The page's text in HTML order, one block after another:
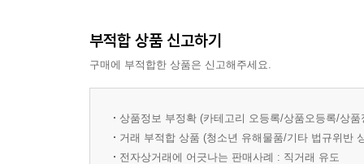
기록의 핵심은 다시 보기(review) 입니다. 하지만
기록이 담겨있더라도 목차를 정리해 놓으면 쉽게
2) 다양한 영감을 제공하는 ‘성장 페이지’
부적합 상품 신고하기
구매에 부적합한 상품은 신고해주세요.
상품정보 부정확 (카테고리 오등록/상품오등록/상
거래 부적합 상품 (청소년 유해물품/기타 법규위반
전자상거래에 어긋나는 판매사례 : 직거래 유도